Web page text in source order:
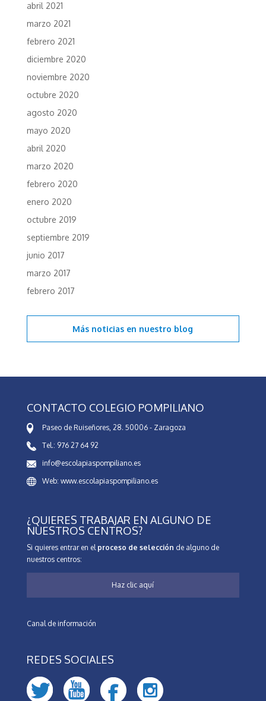
abril 2021
marzo 2021
febrero 2021
diciembre 2020
noviembre 2020
octubre 2020
agosto 2020
mayo 2020
abril 2020
marzo 2020
febrero 2020
enero 2020
octubre 2019
septiembre 2019
junio 2017
marzo 2017
febrero 2017
Más noticias en nuestro blog
CONTACTO COLEGIO POMPILIANO
Paseo de Ruiseñores, 28. 50006 - Zaragoza
Tel.: 976 27 64 92
info@escolapiaspompiliano.es
Web: www.escolapiaspompiliano.es
¿QUIERES TRABAJAR EN ALGUNO DE
NUESTROS CENTROS?
Si quieres entrar en el proceso de selección de alguno de
nuestros centros:
Haz clic aquí
Canal de información
REDES SOCIALES